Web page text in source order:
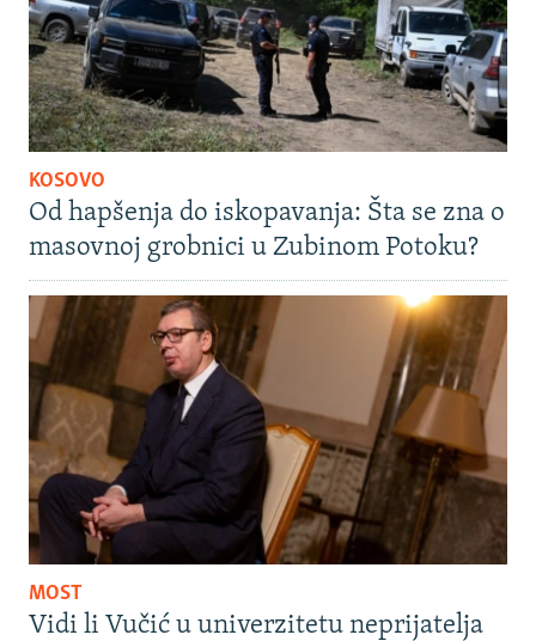
KOSOVO
Od hapšenja do iskopavanja: Šta se zna o
masovnoj grobnici u Zubinom Potoku?
MOST
Vidi li Vučić u univerzitetu neprijatelja